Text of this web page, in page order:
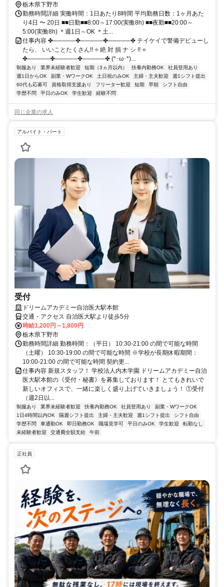
栃木県下野市
勤務時間詳細 実働時間：1日あたり8時間 平均勤務日数：1ヶ月あた
り4日 〜 20日 ■■日勤■■8:00～17:00(実働8h) ■■夜勤■■20:00～
5:00(実働8h) ＊週1日～OK ＊土...
仕事内容 ✤─────✤─────✤─────✤ テイケイで警備デビューし
たら、 いいことたくさん!! ⭐ 絶 対 損 ナ シ !! ⭐
✤─────✤─────✤─────✤ (*･ω･*)...
制服あり 業界未経験者歓迎 短期（3ヵ月以内） 扶養内勤務OK
社員登用あり
週1日からOK
副業・WワークOK 土日祝のみOK 主婦・主夫歓迎
週1シフト提出
60代も応募可
資格取得支援あり フリーター歓迎 短期 早朝
シフト自由
学歴不問
平日のみOK 学生歓迎 経験不問
同じ企業の求人
アルバイト・パート
受付
ドリームアカデミー自治医大駅本館
交通・アクセス 自治医大駅より徒歩5分
時給1,200円～1,800円
栃木県下野市
勤務時間詳細 勤務時間：（平日） 10:30-21:00 の間で可能な時間
（土曜） 10:30-19:00 の間で可能な時間 ※学校が長期休暇期間：
10:00-21:00 の間で可能な時間 契約更...
仕事内容 新規スタッフ！ 学校法人内木学園 ドリームアカデミー自治
医大駅本館の《受付・秘書》を募集しております！ とてもきれいで
新しいオフィスで、一緒に楽しく盛り上げていきましょう！ ①受付
（週2日以...
制服あり 業界未経験者歓迎 扶養内勤務OK 社員登用あり
副業・WワークOK
1日4時間以内OK
隔週シフト提出 主婦・主夫歓迎 週1シフト提出
シフト自由
学歴不問
車通勤OK 即日勤務OK 職場見学可 平日のみOK 学生歓迎
転勤なし
未経験者歓迎
交通費全額支給 午前
正社員